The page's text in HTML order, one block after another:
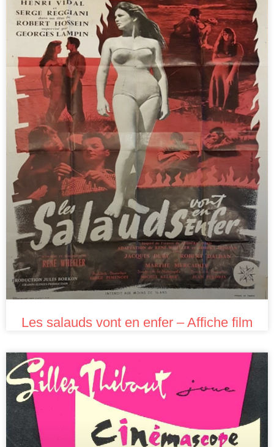
Les salauds vont en enfer – Affiche film